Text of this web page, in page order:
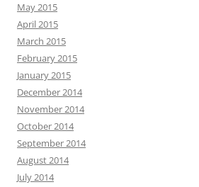
May 2015
April 2015
March 2015
February 2015
January 2015
December 2014
November 2014
October 2014
September 2014
August 2014
July 2014